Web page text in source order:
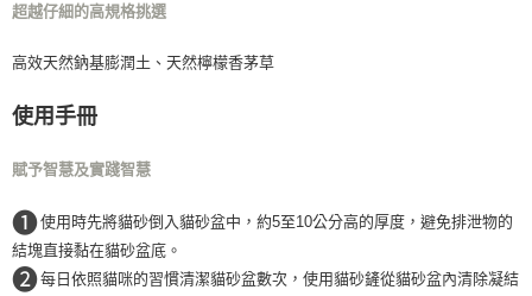
免運費
超越仔細的高規格挑選
高效天然鈉基膨潤土、天然檸檬香茅草
使用手冊
賦予智慧及實踐智慧
❶使用時先將貓砂倒入貓砂盆中，約5至10公分高的厚度，避免排泄物的
結塊直接黏在貓砂盆底。
❷每日依照貓咪的習慣清潔貓砂盆數次，使用貓砂鏟從貓砂盆內清除凝結